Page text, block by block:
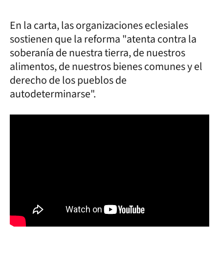
En la carta, las organizaciones eclesiales
sostienen que la reforma "atenta contra la
soberanía de nuestra tierra, de nuestros
alimentos, de nuestros bienes comunes y el
derecho de los pueblos de
autodeterminarse".